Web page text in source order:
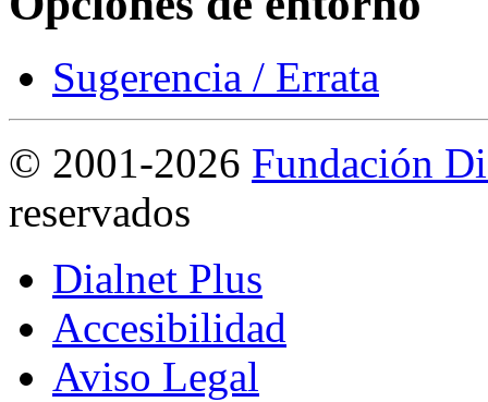
Sugerencia / Errata
© 2001-2026 Fundación
reservados
Dialnet Plus
Accesibilidad
Aviso Legal